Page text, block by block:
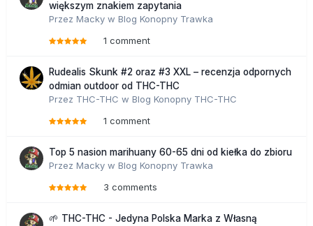
większym znakiem zapytania
Przez Macky w Blog Konopny Trawka
1 comment
Rudealis Skunk #2 oraz #3 XXL – recenzja odpornych
odmian outdoor od THC-THC
Przez THC-THC w Blog Konopny THC-THC
1 comment
Top 5 nasion marihuany 60-65 dni od kiełka do zbioru
Przez Macky w Blog Konopny Trawka
3 comments
🌱 THC-THC - Jedyna Polska Marka z Własną